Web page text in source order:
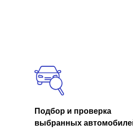
Подбор и проверка
выбранных